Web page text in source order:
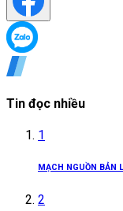
Tin đọc nhiều
1
MẠCH NGUỒN BẢN
2